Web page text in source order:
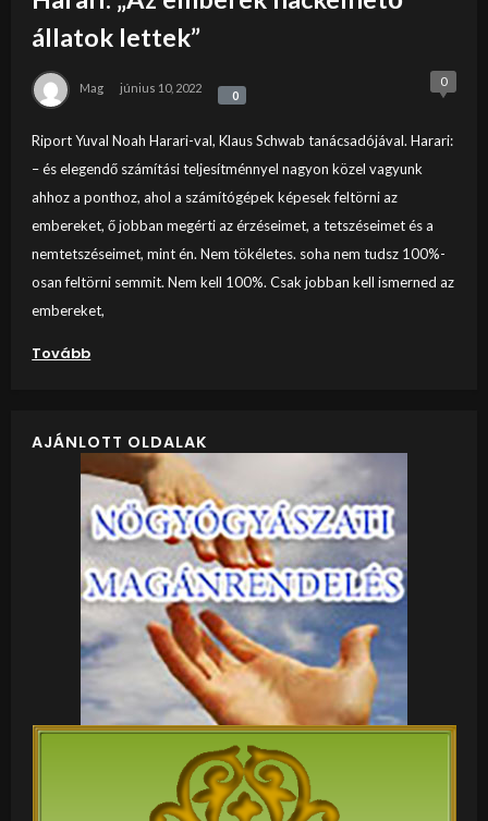
állatok lettek”
Mag június 10, 2022
0
0
Riport Yuval Noah Harari-val, Klaus Schwab tanácsadójával. Harari:
– és elegendő számítási teljesítménnyel nagyon közel vagyunk
ahhoz a ponthoz, ahol a számítógépek képesek feltörni az
embereket, ő jobban megérti az érzéseimet, a tetszéseimet és a
nemtetszéseimet, mint én. Nem tökéletes. soha nem tudsz 100%-
osan feltörni semmit. Nem kell 100%. Csak jobban kell ismerned az
embereket,
Tovább
AJÁNLOTT OLDALAK